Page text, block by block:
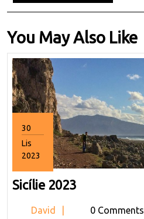
You May Also Like
30
Lis
2023
30.11.2023
Sicílie 2023Sicílie
David David0 Comments